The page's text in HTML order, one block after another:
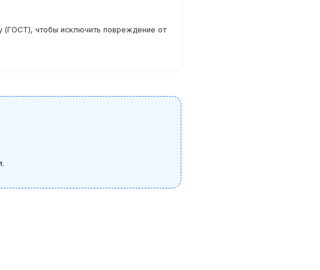
(ГОСТ), чтобы исключить повреждение от